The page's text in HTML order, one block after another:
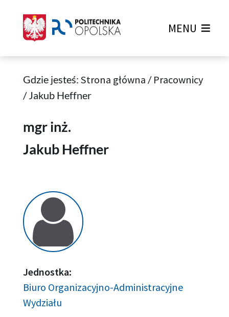
MENU
Gdzie jesteś: Strona główna / Pracownicy
/Jakub Heffner
mgr inż.
Jakub Heffner
Jednostka:
Biuro Organizacyjno-Administracyjne
Wydziału